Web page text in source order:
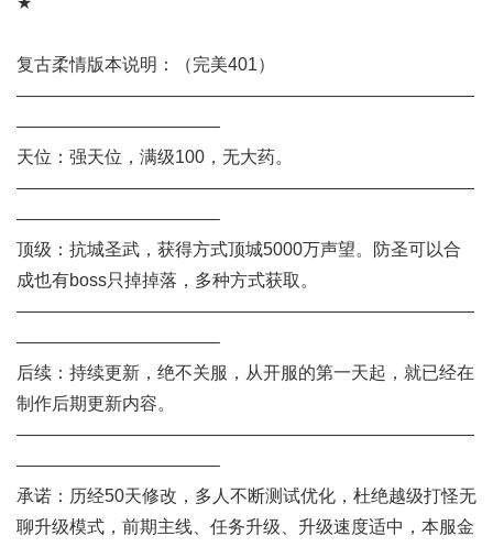
复古柔情版本说明：（完美401）
——————————————————————————
———————————–
天位：强天位，满级100，无大药。
——————————————————————————
———————————–
顶级：抗城圣武，获得方式顶城5000万声望。防圣可以合
成也有boss只掉掉落，多种方式获取。
——————————————————————————
———————————–
后续：持续更新，绝不关服，从开服的第一天起，就已经在
制作后期更新内容。
——————————————————————————
———————————–
承诺：历经50天修改，多人不断测试优化，杜绝越级打怪无
聊升级模式，前期主线、任务升级、升级速度适中，本服金